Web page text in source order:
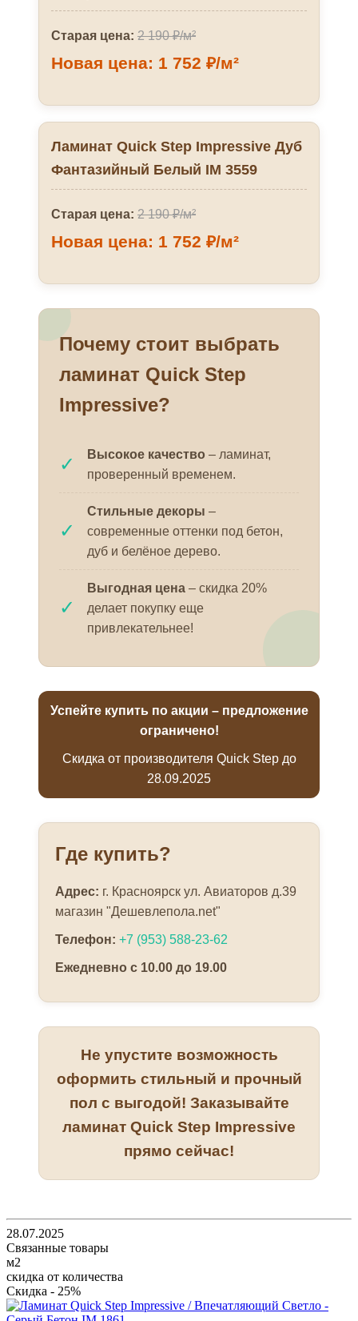
Старая цена: 2 190 ₽/м²
Новая цена: 1 752 ₽/м²
Ламинат Quick Step Impressive Дуб
Фантазийный Белый IM 3559
Старая цена: 2 190 ₽/м²
Новая цена: 1 752 ₽/м²
Почему стоит выбрать
ламинат Quick Step
Impressive?
✓ Высокое качество – ламинат,
проверенный временем.
✓
Стильные декоры –
современные оттенки под бетон,
дуб и белёное дерево.
✓
Выгодная цена – скидка 20%
делает покупку еще
привлекательнее!
Успейте купить по акции – предложение
ограничено!
Скидка от производителя Quick Step до
28.09.2025
Где купить?
Адрес: г. Красноярск ул. Авиаторов д.39
магазин "Дешевлепола.net"
Телефон: +7 (953) 588-23-62
Ежедневно с 10.00 до 19.00
Не упустите возможность
оформить стильный и прочный
пол с выгодой! Заказывайте
ламинат Quick Step Impressive
прямо сейчас!
28.07.2025
Связанные товары
м2
скидка от количества
Скидка - 25%